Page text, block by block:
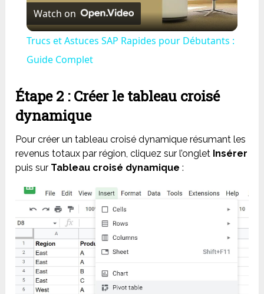
Video
Watch on
Trucs et Astuces SAP Rapides pour Débutants :
Guide Complet
Étape 2 : Créer le tableau croisé
dynamique
Pour créer un tableau croisé dynamique résumant les
revenus totaux par région, cliquez sur l’onglet Insérer
puis sur Tableau croisé dynamique :